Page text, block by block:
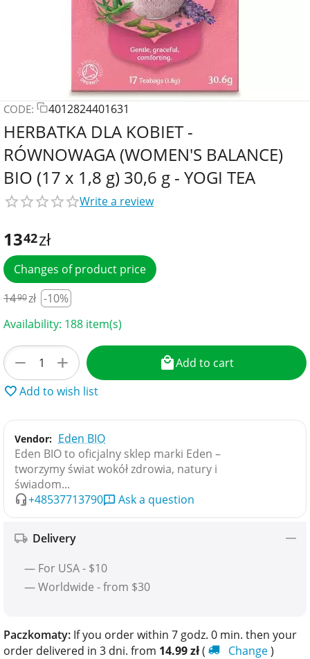
CODE: 4012824401631
HERBATKA DLA KOBIET -
RÓWNOWAGA (WOMEN'S BALANCE)
BIO (17 x 1,8 g) 30,6 g - YOGI TEA
Write a review
1342zł
Changes of product price
1490zł -10%
Availability: 188 item(s)
+
−
Add to cart
Add to wish list
Vendor: Eden BIO
Eden BIO to oficjalny sklep marki Eden –
tworzymy świat wokół zdrowia, natury i
świadom...
+48537713790
Ask a question
Delivery
— For USA - $10
— Worldwide - from $30
Paczkomaty: If you order within 7 godz. 0 min. then your
order delivered in 3 dni. from 14.99zł( Change)